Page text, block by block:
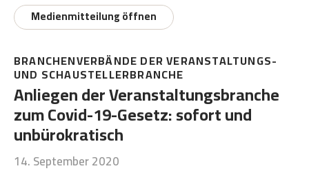
Medienmitteilung öffnen
BRANCHENVERBÄNDE DER VERANSTALTUNGS-
UND SCHAUSTELLERBRANCHE
Anliegen der Veranstaltungsbranche
zum Covid-19-Gesetz: sofort und
unbürokratisch
14. September 2020